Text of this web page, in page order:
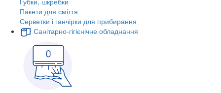
Пакети для сміття
Серветки і ганчірки для прибирання
Санітарно-гігієнічне обладнання